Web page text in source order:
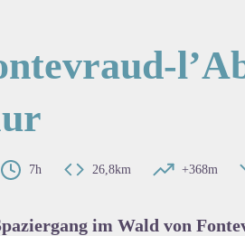
7h 26,8km +368m
im Wald von